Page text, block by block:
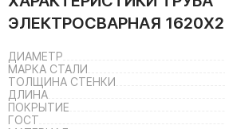
ЭЛЕКТРОСВАРНАЯ
ДИАМЕТР
МАРКА СТАЛИ
ТОЛЩИНА СТЕНКИ
ДЛИНА
ПОКРЫТИЕ
ГОСТ